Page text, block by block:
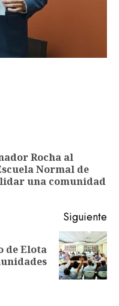
Rocha al
Normal de
una comunidad
Siguiente
de Elota